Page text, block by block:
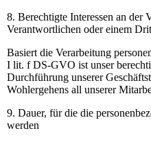
8. Berechtigte Interessen an der
Verantwortlichen oder einem
Basiert die Verarbeitung
I lit. f DS-GVO ist unser
Durchführung unserer
Wohlergehens all unserer
9. Dauer, für die die
werden